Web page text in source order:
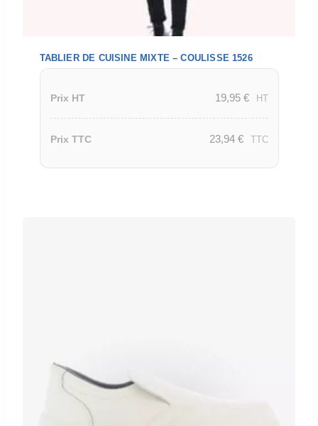
TABLIER DE CUISINE MIXTE – COULISSE 1526
Prix HT 19,95 € HT
Prix TTC 23,94 € TTC